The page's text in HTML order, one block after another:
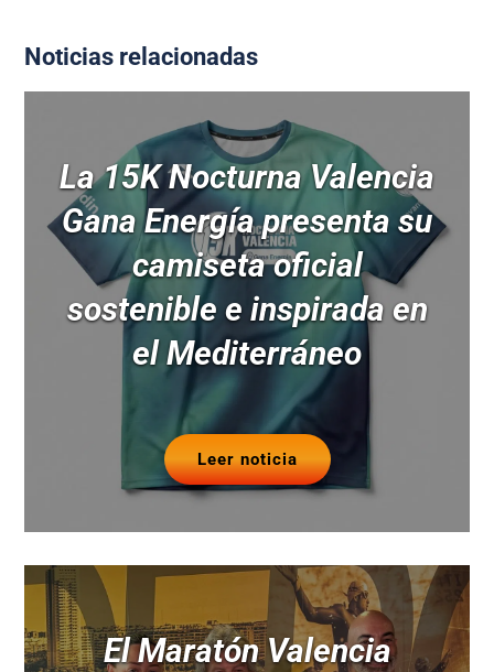
Noticias relacionadas
La 15K Nocturna Valencia
Gana Energía presenta su
camiseta oficial
sostenible e inspirada en
el Mediterráneo
Leer noticia
El Maratón Valencia